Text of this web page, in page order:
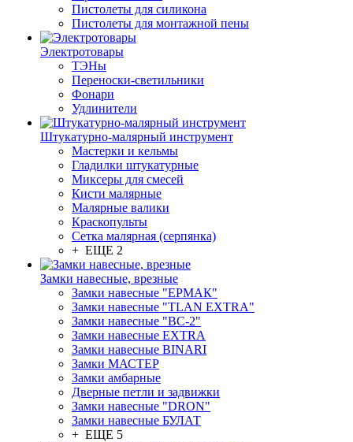
Пистолеты для силикона
Пистолеты для монтажной пены
Электротовары
ТЭНы
Переноски-светильники
Фонари
Удлинители
Штукатурно-малярный инструмент
Мастерки и кельмы
Гладилки штукатурные
Миксеры для смесей
Кисти малярные
Малярные валики
Краскопульты
Сетка малярная (серпянка)
+ ЕЩЕ 2
Замки навесные, врезные
Замки навесные "ЕРМАК"
Замки навесные "TLAN EXTRA"
Замки навесные "ВС-2"
Замки навесные EXTRA
Замки навесные BINARI
Замки МАСТЕР
Замки амбарные
Дверные петли и задвижки
Замки навесные "DRON"
Замки навесные БУЛАТ
+ ЕЩЕ 5